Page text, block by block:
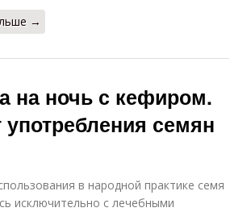
→
на ночь с кефиром.
употребления семян
в народной практике семя
исключительно с лечебными